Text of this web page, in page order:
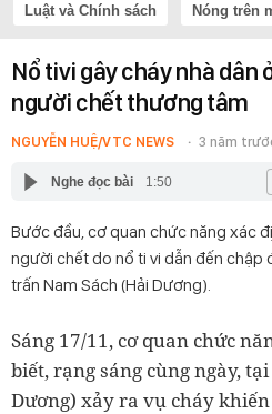
Luật và Chính sách Nóng trên
Nổ tivi gây cháy nhà dân
người chết thương tâm
NGUYỄN HUỆ/VTC NEWS 3 năm
Nghe đọc bài 1:50
Bước đầu, cơ quan chức năng xác
người chết do nổ ti vi dẫn đến chập
trấn Nam Sách (Hải Dương).
Sáng 17/11, cơ quan chức
biết, rạng sáng cùng ngày,
Dương) xảy ra vụ cháy